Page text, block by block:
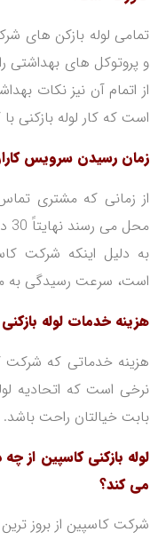
تمامی لوله بازکن های
و پروتوکل های بهداشتی
از اتمام آن نیز نکات
است که کار لوله بازکنی
زمان رسیدن سرویس
از زمانی که مشتری
محل می رسند نهایتاً 30 دقیقه زمان می برد.
به دلیل اینکه شرکت
است، سرعت رسیدگی به
هزینه خدمات لوله
هزینه خدماتی که شرکت
نرخی است که اتحادیه
بابت خیالتان راحت با‌شد.
لوله بازکنی کاسپین از
می کند؟
شرکت کاسپین از بروز